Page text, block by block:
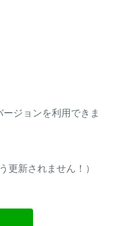
ージョンを利用できま
更新されません！）